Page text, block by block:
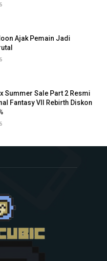
Ajak Pemain Jadi
Summer Sale Part 2 Resmi
Fantasy VII Rebirth Diskon